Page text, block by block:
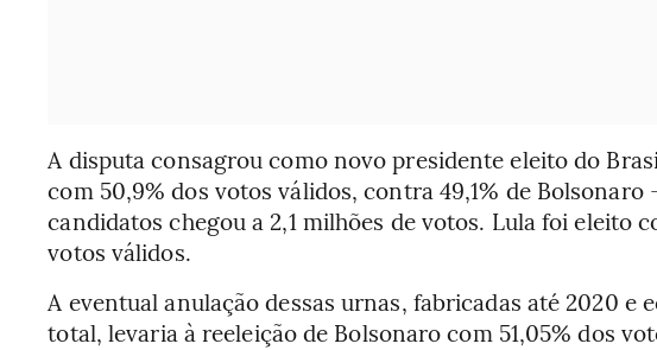
A disputa consagrou como novo presidente eleito do
com 50,9% dos votos válidos, contra 49,1% de
candidatos chegou a 2,1 milhões de votos. Lula foi eleito
votos válidos.
A eventual anulação dessas urnas, fabricadas até 2020 e
total, levaria à reeleição de Bolsonaro com 51,05% dos